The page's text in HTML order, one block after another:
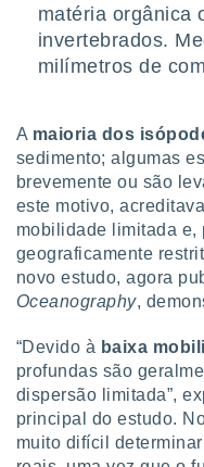
não
cookies
Pode
de
através
nós e
matéria orgânica
invertebrados.
milímetros de
A maioria dos
sedimento; algumas
brevemente ou são
este motivo,
mobilidade limitada e,
geograficamente
novo estudo, agora
Oceanography,
“Devido à baixa
profundas são
dispersão limitada”,
principal do estudo.
muito difícil